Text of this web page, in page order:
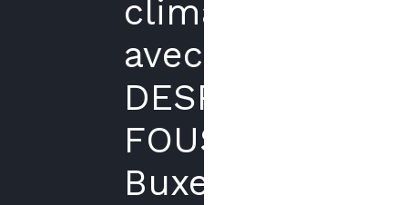
climatisation
avec
DESPLEBAINS
FOUSSETTE
Buxerolles